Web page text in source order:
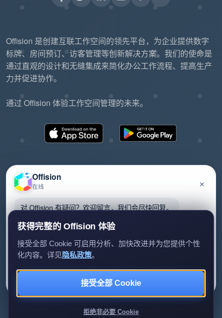
Offision 是创建互联工作空间的领先平台，为企业提供数字
标牌、房间预订、访客管理等创新解决方案。我们的使命是
通过直观的设计和无缝集成来简化办公工作流程、提高生产
力并促进协作。
通过 Offision 体验工作空间管理的未来。
隐私政策服务条款EULA
Offision
在线 ×
对 Offision 有疑问？欢迎留言，我们会尽快回复。
我们只会用你的资料回复查询。
获得完整的 Offision 体验
接受全部 Cookie 可启用分析、加快改进并为您提供个性
化内容。详见隐私政策。
接受全部 Cookie
拒绝非必要 Cookie